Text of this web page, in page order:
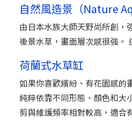
自然風造景（Nature
由日本水族大師天野尚所創，
後景水草，畫面層次感很強。
荷蘭式水草缸
如果你喜歡繽紛、有花園感的
純粹依靠不同形態、顏色和大
剪與維護頻率相對較高，適合